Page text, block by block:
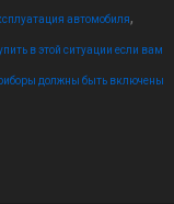
автомобиля,
в этой ситуации если вам
должны быть включены